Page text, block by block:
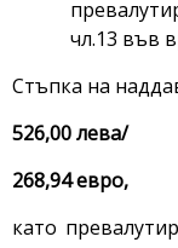
чл.13 във
Стъпка на
526,00лева/
268,94 евро,
като